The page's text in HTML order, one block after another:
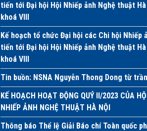
tiến tới Đại hội Hội Nhiếp ảnh Nghệ thuật
khoá VIII
Kế hoạch tổ chức Đại hội các Chi hội Nhiếp
tiến tới Đại hội Hội Nhiếp ảnh Nghệ thuật
khoá VIII
Tin buồn: NSNA Nguyễn Thong Dong từ trần
KẾ HOẠCH HOẠT ĐỘNG QUÝ II/2023 CỦA
NHIẾP ẢNH NGHỆ THUẬT HÀ NỘI
Thông báo Thể lệ Giải Báo chí Toàn quốc